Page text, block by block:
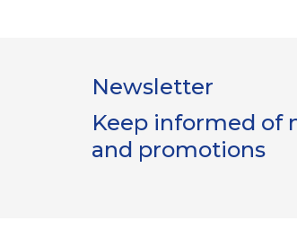
Newsletter
Keep informed of
and promotions